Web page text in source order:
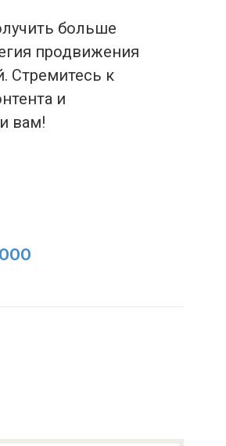
больше
продвижения
Стремитесь к
и
вам!